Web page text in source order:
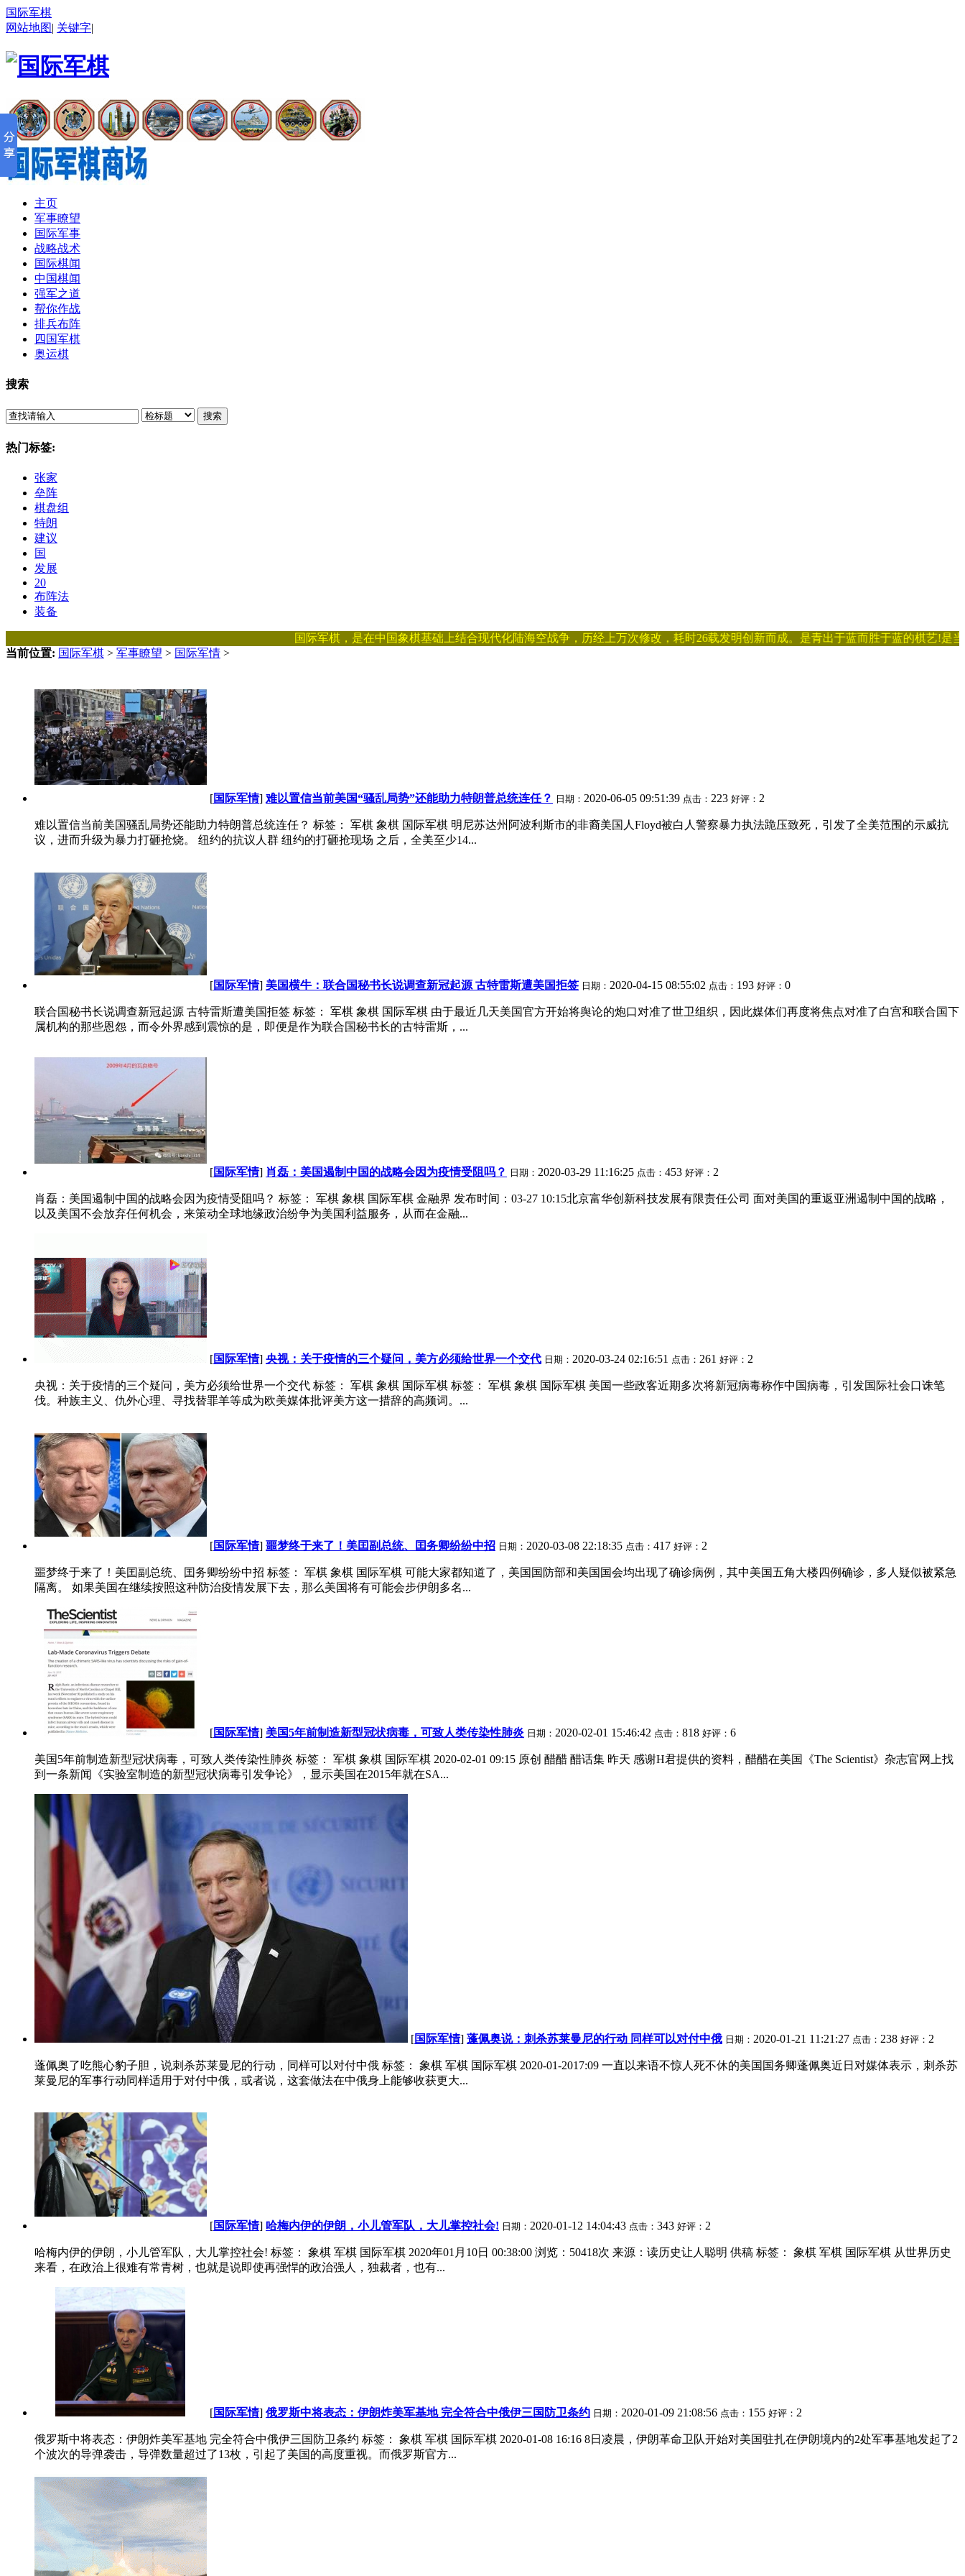
国际军棋
网站地图| 关键字|
主页
军事瞭望
国际军事
战略战术
国际棋闻
中国棋闻
强军之道
帮你作战
排兵布阵
四国军棋
奥运棋
搜索
搜索
热门标签:
张家
垒阵
棋盘组
特朗
建议
国
发展
20
布阵法
装备
国际军棋，是在中国象棋基础上结合现代化陆海空战争，历经上万次修改，耗时26载发明创新而成。是青出于蓝而胜于蓝的棋艺!是当今
当前位置: 国际军棋 > 军事瞭望 > 国际军情 >
[国际军情] 难以置信当前美国“骚乱局势”还能助力特朗普总统连任？ 日期： 2020-06-05 09:51:39 点击： 223 好评： 2
难以置信当前美国骚乱局势还能助力特朗普总统连任？ 标签： 军棋 象棋 国际军棋 明尼苏达州阿波利斯市的非裔美国人Floyd被白人警察暴力执法跪压致死，引发了全美范围的示威抗
议，进而升级为暴力打砸抢烧。 纽约的抗议人群 纽约的打砸抢现场 之后，全美至少14...
[国际军情] 美国横牛：联合国秘书长说调查新冠起源 古特雷斯遭美国拒签 日期： 2020-04-15 08:55:02 点击： 193 好评： 0
联合国秘书长说调查新冠起源 古特雷斯遭美国拒签 标签： 军棋 象棋 国际军棋 由于最近几天美国官方开始将舆论的炮口对准了世卫组织，因此媒体们再度将焦点对准了白宫和联合国下
属机构的那些恩怨，而令外界感到震惊的是，即便是作为联合国秘书长的古特雷斯，...
[国际军情] 肖磊：美国遏制中国的战略会因为疫情受阻吗？ 日期： 2020-03-29 11:16:25 点击： 453 好评： 2
肖磊：美国遏制中国的战略会因为疫情受阻吗？ 标签： 军棋 象棋 国际军棋 金融界 发布时间：03-27 10:15北京富华创新科技发展有限责任公司 面对美国的重返亚洲遏制中国的战略，
以及美国不会放弃任何机会，来策动全球地缘政治纷争为美国利益服务，从而在金融...
[国际军情] 央视：关于疫情的三个疑问，美方必须给世界一个交代 日期： 2020-03-24 02:16:51 点击： 261 好评： 2
央视：关于疫情的三个疑问，美方必须给世界一个交代 标签： 军棋 象棋 国际军棋 标签： 军棋 象棋 国际军棋 美国一些政客近期多次将新冠病毒称作中国病毒，引发国际社会口诛笔
伐。种族主义、仇外心理、寻找替罪羊等成为欧美媒体批评美方这一措辞的高频词。...
[国际军情] 噩梦终于来了！美囯副总统、囯务卿纷纷中招 日期： 2020-03-08 22:18:35 点击： 417 好评： 2
噩梦终于来了！美囯副总统、囯务卿纷纷中招 标签： 军棋 象棋 国际军棋 可能大家都知道了，美国国防部和美国国会均出现了确诊病例，其中美国五角大楼四例确诊，多人疑似被紧急
隔离。 如果美国在继续按照这种防治疫情发展下去，那么美国将有可能会步伊朗多名...
[国际军情] 美国5年前制造新型冠状病毒，可致人类传染性肺炎 日期： 2020-02-01 15:46:42 点击： 818 好评： 6
美国5年前制造新型冠状病毒，可致人类传染性肺炎 标签： 军棋 象棋 国际军棋 2020-02-01 09:15 原创 醋醋 醋话集 昨天 感谢H君提供的资料，醋醋在美国《The Scientist》杂志官网上找
到一条新闻《实验室制造的新型冠状病毒引发争论》，显示美国在2015年就在SA...
[国际军情] 蓬佩奥说：刺杀苏莱曼尼的行动 同样可以对付中俄 日期： 2020-01-21 11:21:27 点击： 238 好评： 2
蓬佩奥了吃熊心豹子胆，说刺杀苏莱曼尼的行动，同样可以对付中俄 标签： 象棋 军棋 国际军棋 2020-01-2017:09 一直以来语不惊人死不休的美国国务卿蓬佩奥近日对媒体表示，刺杀苏
莱曼尼的军事行动同样适用于对付中俄，或者说，这套做法在中俄身上能够收获更大...
[国际军情] 哈梅内伊的伊朗，小儿管军队，大儿掌控社会! 日期： 2020-01-12 14:04:43 点击： 343 好评： 2
哈梅内伊的伊朗，小儿管军队，大儿掌控社会! 标签： 象棋 军棋 国际军棋 2020年01月10日 00:38:00 浏览：50418次 来源：读历史让人聪明 供稿 标签： 象棋 军棋 国际军棋 从世界历史
来看，在政治上很难有常青树，也就是说即使再强悍的政治强人，独裁者，也有...
[国际军情] 俄罗斯中将表态：伊朗炸美军基地 完全符合中俄伊三国防卫条约 日期： 2020-01-09 21:08:56 点击： 155 好评： 2
俄罗斯中将表态：伊朗炸美军基地 完全符合中俄伊三国防卫条约 标签： 象棋 军棋 国际军棋 2020-01-08 16:16 8日凌晨，伊朗革命卫队开始对美国驻扎在伊朗境内的2处军事基地发起了2
个波次的导弹袭击，导弹数量超过了13枚，引起了美国的高度重视。而俄罗斯官方...